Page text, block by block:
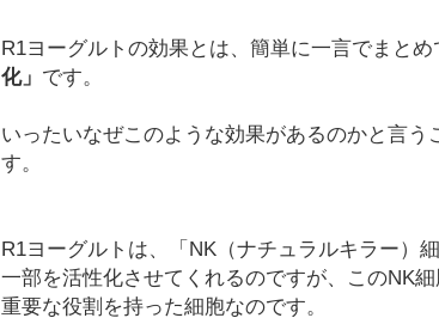
R1ヨーグルトの効果とは、簡単に一言でまとめ
化」 です。
いったいなぜこのような効果があるのかと言う
す。
R1ヨーグルトは、「NK（ナチュラルキラー）
一部を活性化させてくれるのですが、このNK
重要な役割を持った細胞なのです。